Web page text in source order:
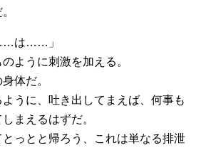
は……」
ように刺激を加える。
体だ。
うに、吐き出してまえば、何事も
まえるはずだ。
っとと帰ろう、これは単なる排泄